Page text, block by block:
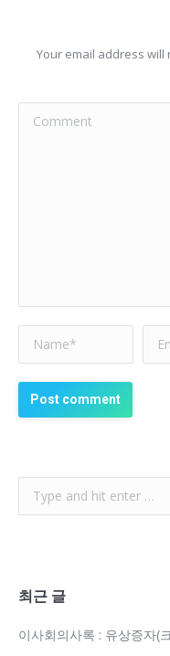
Your email address
Comment
Name *
Post comment
최근 글
이사회의사록 : 유상증자(